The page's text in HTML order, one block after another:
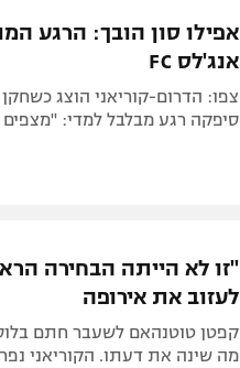
אפילו סון הובך: הרגע
אנג'לס FC
סיפקה רגע מבלבל למדי: "מצפים
"זו לא הייתה הבחירה
לעזוב את אירופה
מה שינה את דעתו. הקוריאני